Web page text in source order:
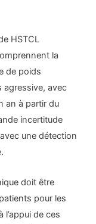
HSTCL
la
de poids
agressive, avec
an à partir du
incertitude
une détection
doit être
pour les
de ces